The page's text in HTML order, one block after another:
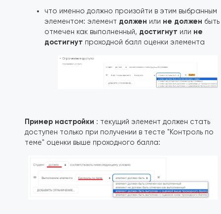
что именно должно произойти в этим выбранным
элементом: элемент должен или не должен быть
отмечен как выполненный, достигнут или не
достигнут проходной балл оценки элемента
Пример настройки : текущий элемент должен стать
доступен только при получении в тесте "Контроль по
теме" оценки выше проходного балла: